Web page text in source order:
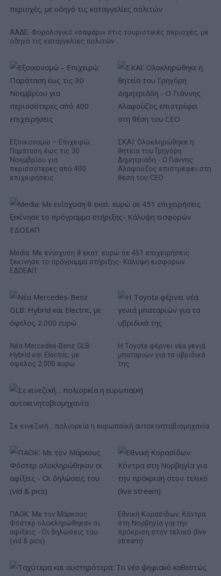
ΑΑΔΕ: Φορολογικό «σαφάρι» στις τουριστικές περιοχές, με
οδηγό τις καταγγελίες πολιτών
Εξοικονομώ – Επιχειρώ:
Παράταση έως τις 30
Νοεμβρίου για
περισσότερες από 400
επιχειρήσεις
ΣΚΑΪ: Ολοκληρώθηκε η
θητεία του Γρηγόρη
Δημητριάδη - Ο Γιάννης
Αλαφούζος επιστρέφει στη
θέση του CEO
Media: Με ενίσχυση 8 εκατ. ευρώ σε 451 επιχειρήσεις
ξεκίνησε το πρόγραμμα στήριξης- Κάλυψη εισφορών
ΕΔΟΕΑΠ
Νέα Mercedes-Benz GLB:
Hybrid και Electric, με
όφελος 2.000 ευρώ
Η Toyota φέρνει νέα γενιά
μπαταριών για τα υβριδικά
της
Σε κινεζική… πολιορκία η ευρωπαϊκή αυτοκινητοβιομηχανία
ΠΑΟΚ: Με τον Μάρκους
Φόστερ ολοκληρώθηκαν οι
αφίξεις - Οι δηλώσεις του
(vid & pics)
Εθνική Κορασίδων: Κόντρα
στη Νορβηγία για την
πρόκριση στον τελικό (live
stream)